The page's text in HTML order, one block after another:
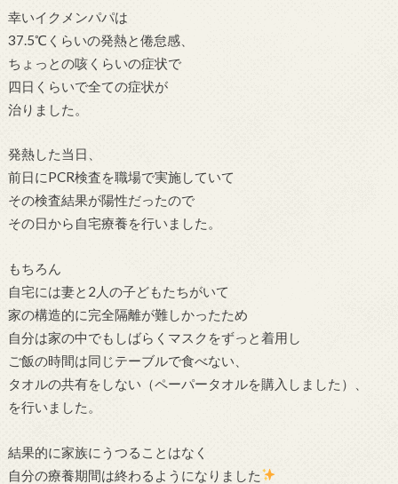
幸いイクメンパパは
37.5℃くらいの発熱と倦怠感、
ちょっとの咳くらいの症状で
四日くらいで全ての症状が
治りました。
発熱した当日、
前日にPCR検査を職場で実施していて
その検査結果が陽性だったので
その日から自宅療養を行いました。
もちろん
自宅には妻と2人の子どもたちがいて
家の構造的に完全隔離が難しかったため
自分は家の中でもしばらくマスクをずっと着用し
ご飯の時間は同じテーブルで食べない、
タオルの共有をしない（ペーパータオルを購入しました）、
を行いました。
結果的に家族にうつることはなく
自分の療養期間は終わるようになりました